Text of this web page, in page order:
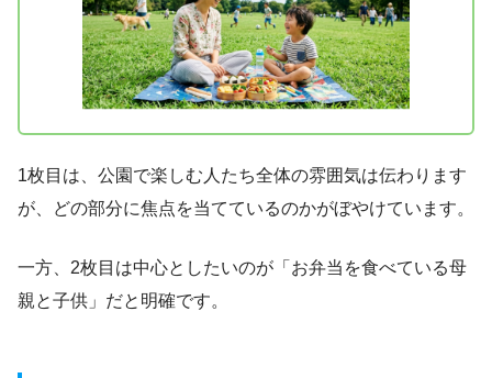
1枚目は、公園で楽しむ人たち全体の雰囲気は伝わります
が、どの部分に焦点を当てているのかがぼやけています。
一方、2枚目は中心としたいのが「お弁当を食べている母
親と子供」だと明確です。